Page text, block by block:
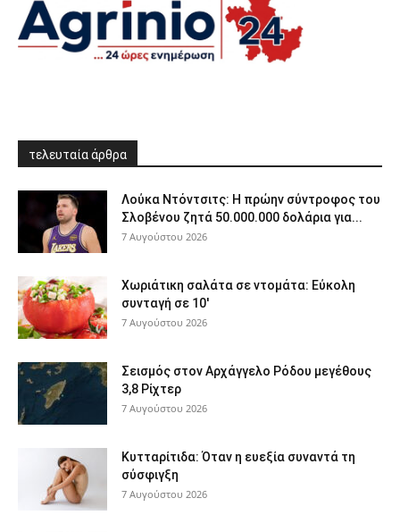
τελευταία άρθρα
Λούκα Ντόντσιτς: Η πρώην σύντροφος του
Σλοβένου ζητά 50.000.000 δολάρια για...
7 Αυγούστου 2026
Χωριάτικη σαλάτα σε ντομάτα: Εύκολη
συνταγή σε 10′
7 Αυγούστου 2026
Σεισμός στον Αρχάγγελο Ρόδου μεγέθους
3,8 Ρίχτερ
7 Αυγούστου 2026
Κυτταρίτιδα: Όταν η ευεξία συναντά τη
σύσφιγξη
7 Αυγούστου 2026